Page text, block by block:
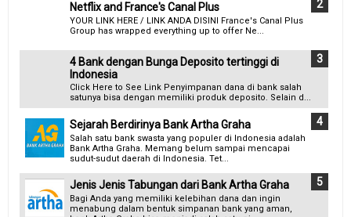
Netflix and France's Canal Plus
YOUR LINK HERE / LINK ANDA DISINI France's Canal Plus
Group has wrapped everything up to offer Ne...
4 Bank dengan Bunga Deposito tertinggi di
Indonesia
Click Here to See Link Penyimpanan dana di bank salah
satunya bisa dengan memiliki produk deposito. Selain d...
Sejarah Berdirinya Bank Artha Graha
Salah satu bank swasta yang populer di Indonesia adalah
Bank Artha Graha. Memang belum sampai mencapai
sudut-sudut daerah di Indonesia. Tet...
Jenis Jenis Tabungan dari Bank Artha Graha
Bagi Anda yang memiliki kelebihan dana dan ingin
menabung dalam bentuk simpanan bank yang aman,